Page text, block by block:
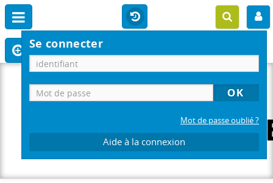
Se connecter
Mot de passe oublié ?
Aide à la connexion